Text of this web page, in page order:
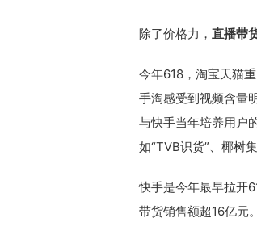
除了价格力， 直播带
今年618，淘宝天猫
手淘感受到视频含量
与快手当年培养用户
如“TVB识货”、椰树
快手是今年最早拉开
带货销售额超16亿元。